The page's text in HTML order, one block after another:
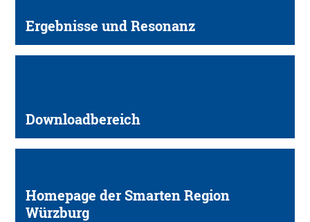
Ergebnisse und Resonanz
Downloadbereich
Homepage der Smarten Region
Würzburg